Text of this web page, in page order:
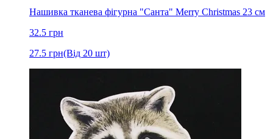
Нашивка тканева фігурна "Санта" Merry Christmas 23 см
32.5 грн
27.5 грн(Від 20 шт)